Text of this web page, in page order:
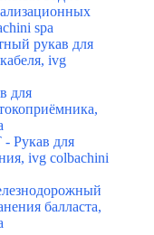
spa
рукав для
ivg
для
Рукав для
ivg colbachini
балласта,